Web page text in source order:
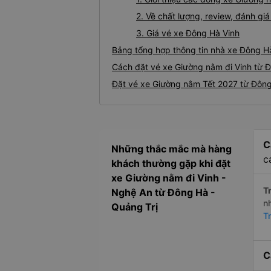
2. Về chất lượng, review, đánh
3. Giá vé xe Đông Hà Vinh
Bảng tổng hợp thông tin nhà xe Đông
Cách đặt vé xe Giường nằm đi Vinh từ
Đặt vé xe Giường nằm Tết 2027 từ
Những thắc mắc mà hàng
khách thường gặp khi đặt
xe Giường nằm đi Vinh -
Nghệ An từ Đông Hà -
Quảng Trị